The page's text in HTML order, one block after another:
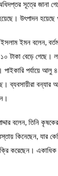
সূত্রে জানা
উৎপাদন
ইমন বলেন,
১০ টাকা বেড়ে
পাইকারি পর্যায়ে আলু
ব্যবসায়ীরা বন্যার
বলেন, তিনি
কিনেছেন, যার
করেছেন। একাধিক